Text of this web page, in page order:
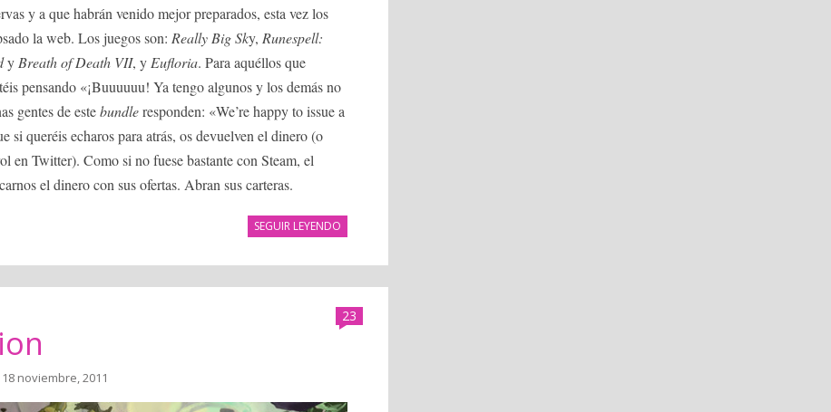
y a que habrán venido mejor preparados, esta vez los
la web. Los juegos son: Really Big Sky, Runespell:
yBreath of Death VII, yEufloria. Para aquéllos que
pensando «¡Buuuuuu! Ya tengo algunos y los demás no
gentes de estebundleresponden: «We’re happy to issue a
si queréis echaros para atrás, os devuelven el dinero (o
en Twitter). Como si no fuese bastante con Steam, el
el dinero con sus ofertas. Abran sus carteras.
SEGUIR LEYENDO
23
18 noviembre, 2011